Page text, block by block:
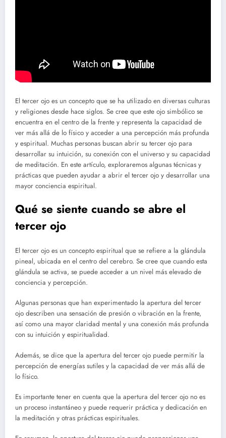
El tercer ojo es un concepto que se ha utilizado en diversas culturas
y religiones desde hace siglos. Se cree que este ojo simbólico se
encuentra en el centro de la frente y representa la capacidad de
ver más allá de lo físico y acceder a una percepción más profunda
y espiritual. Muchas personas buscan abrir su tercer ojo para
desarrollar su intuición, su conexión con el universo y su capacidad
de meditación. En este artículo, exploraremos algunas técnicas y
prácticas que pueden ayudar a abrir el tercer ojo y desarrollar una
mayor conciencia espiritual.
Qué se siente cuando se abre el
tercer ojo
El tercer ojo es un concepto espiritual que se refiere a la glándula
pineal, ubicada en el centro del cerebro. Se cree que cuando esta
glándula se activa, se puede acceder a un nivel más elevado de
conciencia y percepción.
Algunas personas que han experimentado la apertura del tercer
ojo describen una sensación de presión o vibración en la frente,
así como una mayor claridad mental y una conexión más profunda
con su intuición y espiritualidad.
Además, se dice que la apertura del tercer ojo puede permitir la
percepción de energías sutiles y la capacidad de ver más allá de
lo físico.
Es importante tener en cuenta que la apertura del tercer ojo no es
un proceso instantáneo y puede requerir práctica y dedicación en
la meditación y otras prácticas espirituales.